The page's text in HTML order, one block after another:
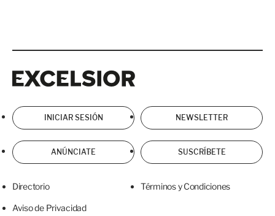
INICIAR SESIÓN NEWSLETTER
ANÚNCIATE SUSCRÍBETE
Directorio Términos y Condiciones
Aviso de Privacidad